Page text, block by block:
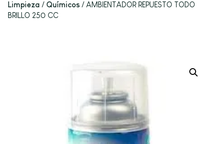
Limpieza / Químicos / AMBIENTADOR REPUESTO TODO
BRILLO 250 CC